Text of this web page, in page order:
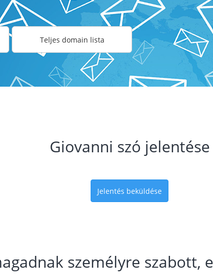
Teljes domain lista
Giovanni szó jelentése
Jelentés beküldése
személyre szabott,